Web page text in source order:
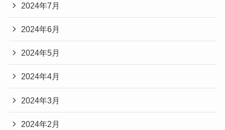
2024年7月
2024年6月
2024年5月
2024年4月
2024年3月
2024年2月